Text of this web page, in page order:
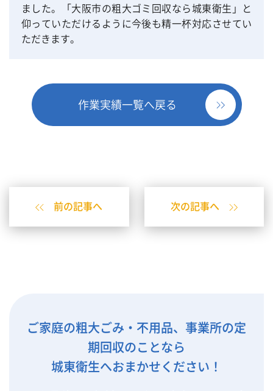
ました。「大阪市の粗大ゴミ回収なら城東衛生」と
仰っていただけるように今後も精一杯対応させてい
ただきます。
作業実績一覧へ戻る
前の記事へ 次の記事へ
ご家庭の粗大ごみ・不用品、事業所の定
期回収のことなら
城東衛生へおまかせください！